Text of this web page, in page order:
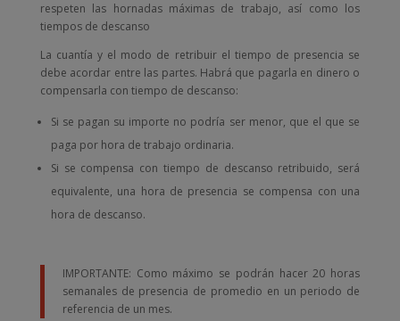
respeten las hornadas máximas de trabajo, así como los
tiempos de descanso
La cuantía y el modo de retribuir el tiempo de presencia se
debe acordar entre las partes. Habrá que pagarla en dinero o
compensarla con tiempo de descanso:
Si se pagan su importe no podría ser menor, que el que se
paga por hora de trabajo ordinaria.
Si se compensa con tiempo de descanso retribuido, será
equivalente, una hora de presencia se compensa con una
hora de descanso.
IMPORTANTE: Como máximo se podrán hacer 20 horas
semanales de presencia de promedio en un periodo de
referencia de un mes.